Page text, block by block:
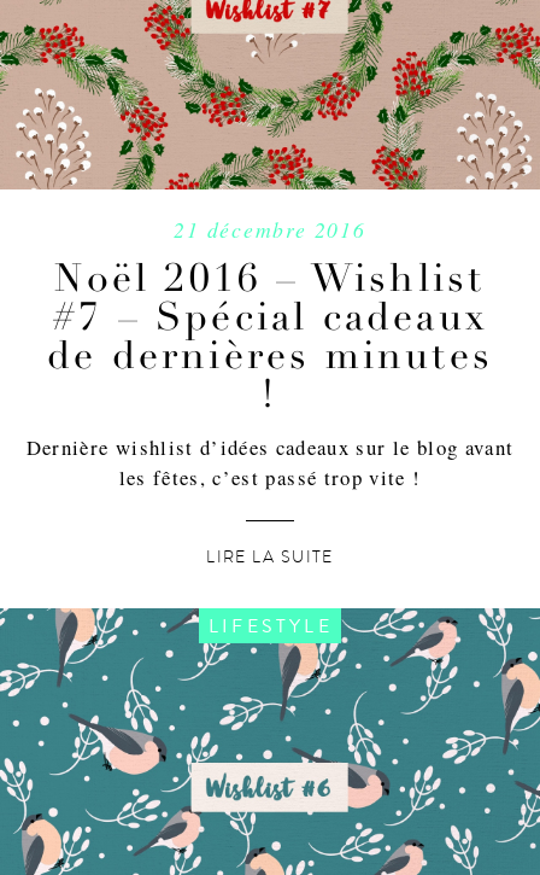
21 décembre 2016
Noël 2016 – Wishlist
#7 – Spécial cadeaux
de dernières minutes
!
Dernière wishlist d’idées cadeaux sur le blog avant
les fêtes, c’est passé trop vite !
LIRE LA SUITE
LIFESTYLE